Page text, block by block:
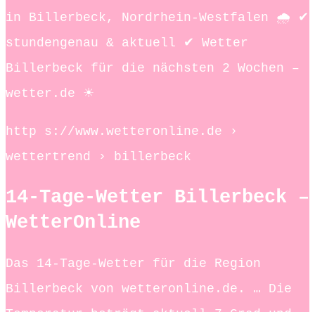
in Billerbeck, Nordrhein-Westfalen 🌧️ ✔
stundengenau & aktuell ✔ Wetter
Billerbeck für die nächsten 2 Wochen –
wetter.de ☀
http s://www.wetteronline.de ›
wettertrend › billerbeck
14-Tage-Wetter Billerbeck –
WetterOnline
Das 14-Tage-Wetter für die Region
Billerbeck von wetteronline.de. … Die